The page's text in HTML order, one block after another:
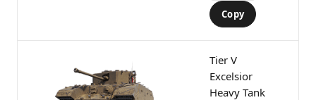
Copy
Tier V
Excelsior
Heavy Tank